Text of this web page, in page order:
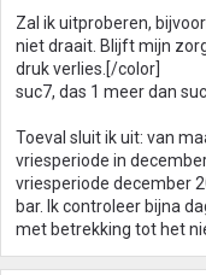
Zal ik uitproberen,
niet draait. Blijft mijn
druk verlies.[/color]
suc7, das 1 meer dan
Toeval sluit ik uit: van
vriesperiode in
vriesperiode december
bar. Ik controleer bijna
met betrekking tot het